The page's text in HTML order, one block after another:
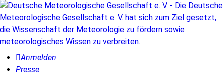
Anmelden
Presse